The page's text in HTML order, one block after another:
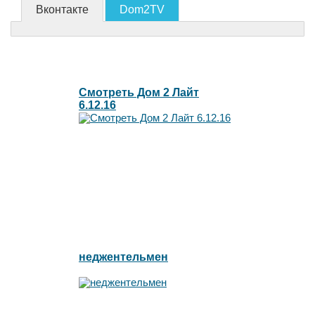
Вконтакте Dom2TV
Смотреть Дом 2 Лайт
6.12.16
неджентельмен